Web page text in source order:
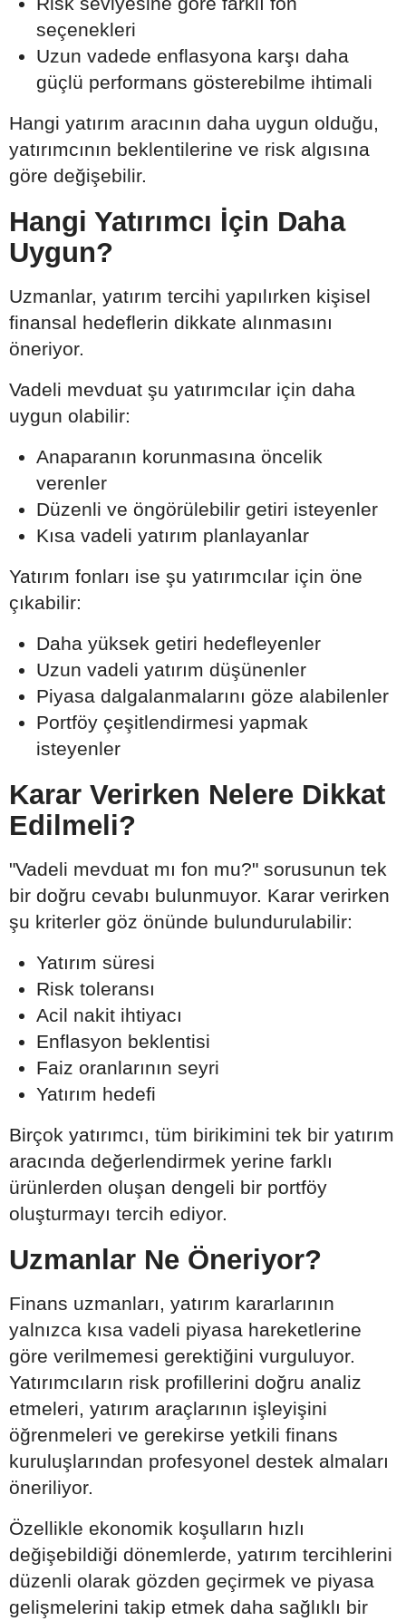
seçenekleri
Uzun vadede enflasyona karşı daha
güçlü performans gösterebilme ihtimali
Hangi yatırım aracının daha uygun olduğu,
yatırımcının beklentilerine ve risk algısına
göre değişebilir.
Hangi Yatırımcı İçin Daha
Uygun?
Uzmanlar, yatırım tercihi yapılırken kişisel
finansal hedeflerin dikkate alınmasını
öneriyor.
Vadeli mevduat şu yatırımcılar için daha
uygun olabilir:
Anaparanın korunmasına öncelik
verenler
Düzenli ve öngörülebilir getiri isteyenler
Kısa vadeli yatırım planlayanlar
Yatırım fonları ise şu yatırımcılar için öne
çıkabilir:
Daha yüksek getiri hedefleyenler
Uzun vadeli yatırım düşünenler
Piyasa dalgalanmalarını göze alabilenler
Portföy çeşitlendirmesi yapmak
isteyenler
Karar Verirken Nelere Dikkat
Edilmeli?
"Vadeli mevduat mı fon mu?" sorusunun tek
bir doğru cevabı bulunmuyor. Karar verirken
şu kriterler göz önünde bulundurulabilir:
Yatırım süresi
Risk toleransı
Acil nakit ihtiyacı
Enflasyon beklentisi
Faiz oranlarının seyri
Yatırım hedefi
Birçok yatırımcı, tüm birikimini tek bir yatırım
aracında değerlendirmek yerine farklı
ürünlerden oluşan dengeli bir portföy
oluşturmayı tercih ediyor.
Uzmanlar Ne Öneriyor?
Finans uzmanları, yatırım kararlarının
yalnızca kısa vadeli piyasa hareketlerine
göre verilmemesi gerektiğini vurguluyor.
Yatırımcıların risk profillerini doğru analiz
etmeleri, yatırım araçlarının işleyişini
öğrenmeleri ve gerekirse yetkili finans
kuruluşlarından profesyonel destek almaları
öneriliyor.
Özellikle ekonomik koşulların hızlı
değişebildiği dönemlerde, yatırım tercihlerini
düzenli olarak gözden geçirmek ve piyasa
gelişmelerini takip etmek daha sağlıklı bir